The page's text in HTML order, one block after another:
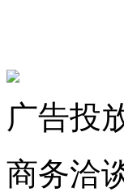
广告投
商务洽